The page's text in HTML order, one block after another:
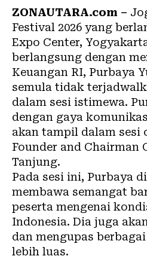
ZONAUTARA.com –
Festival 2026 yang
Expo Center,
berlangsung dengan
Keuangan RI, Purbaya
semula tidak
dalam sesi istimewa.
dengan gaya
akan tampil dalam sesi
Founder and Chairman
Tanjung.
Pada sesi ini, Purbaya
membawa semangat
peserta mengenai
Indonesia. Dia juga
dan mengupas
lebih luas.